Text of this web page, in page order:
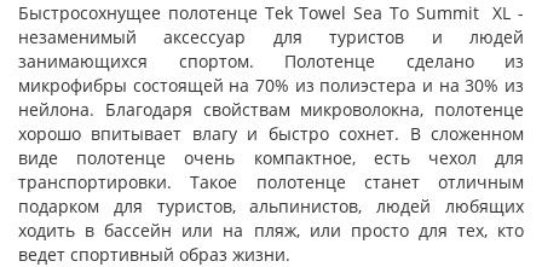
Быстросохнущее полотенце Tek Towel Sea To Summit XL -
незаменимый аксессуар для туристов и людей
занимающихся спортом. Полотенце сделано из
микрофибры состоящей на 70% из полиэстера и на 30% из
нейлона. Благодаря свойствам микроволокна, полотенце
хорошо впитывает влагу и быстро сохнет. В сложенном
виде полотенце очень компактное, есть чехол для
транспортировки. Такое полотенце станет отличным
подарком для туристов, альпинистов, людей любящих
ходить в бассейн или на пляж, или просто для тех, кто
ведет спортивный образ жизни.